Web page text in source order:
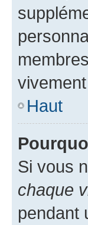
Haut
Si vous
chaque
pendant